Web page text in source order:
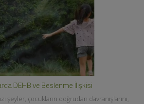
DEHB ve Beslenme İlişkisi
şeyler, çocukların doğrudan davranışlarını,